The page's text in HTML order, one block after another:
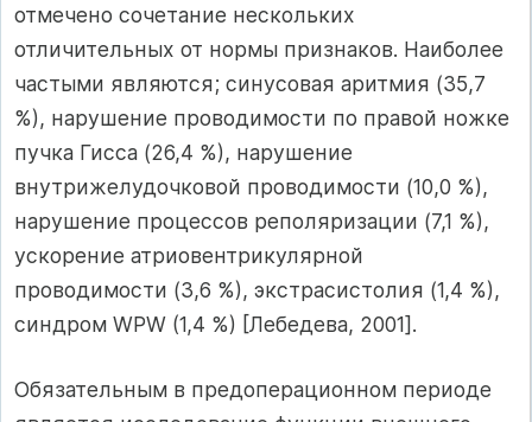
отмечено сочетание нескольких
отличительных от нормы признаков. Наиболее
частыми являются; синусовая аритмия (35,7
%), нарушение проводимости по правой ножке
пучка Гисса (26,4 %), нарушение
внутрижелудочковой проводимости (10,0 %),
нарушение процессов реполяризации (7,1 %),
ускорение атриовентрикулярной
проводимости (3,6 %), экстрасистолия (1,4 %),
синдром WPW (1,4 %) [Лебедева, 2001].
Обязательным в предоперационном периоде